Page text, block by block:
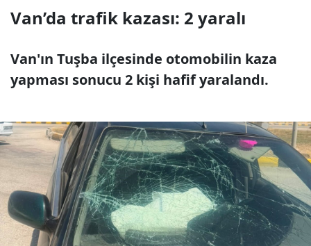
Van’da trafik kazası: 2 yaralı
Van'ın Tuşba ilçesinde otomobilin kaza
yapması sonucu 2 kişi hafif yaralandı.